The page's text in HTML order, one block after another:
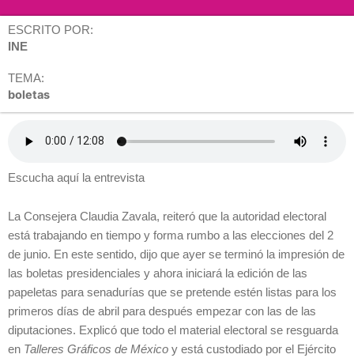
ESCRITO POR:
INE
TEMA:
boletas
Escucha aquí la entrevista
La Consejera Claudia Zavala, reiteró que la autoridad electoral
está trabajando en tiempo y forma rumbo a las elecciones del 2
de junio. En este sentido, dijo que ayer se terminó la impresión de
las boletas presidenciales y ahora iniciará la edición de las
papeletas para senadurías que se pretende estén listas para los
primeros días de abril para después empezar con las de las
diputaciones. Explicó que todo el material electoral se resguarda
en Talleres Gráficos de México y está custodiado por el Ejército